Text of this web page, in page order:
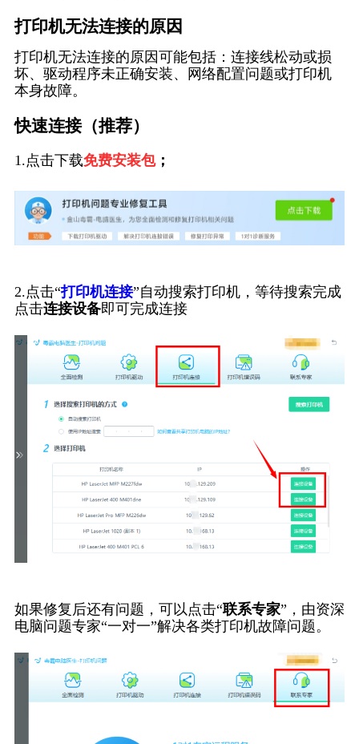
打印机无法连接的原因
打印机无法连接的原因可能包括：连接线松动或损
坏、驱动程序未正确安装、网络配置问题或打印机
本身故障。
快速连接（推荐）
1.点击下载免费安装包；
2.点击“打印机连接”自动搜索打印机，等待搜索完成
点击连接设备即可完成连接
如果修复后还有问题，可以点击“联系专家”，由资深
电脑问题专家“一对一”解决各类打印机故障问题。